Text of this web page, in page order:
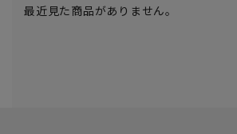
最近見た商品がありません。